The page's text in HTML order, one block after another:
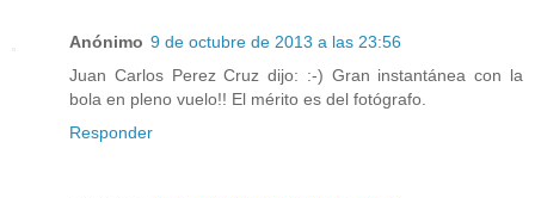
Anónimo 9 de octubre de 2013 a las 23:56
Juan Carlos Perez Cruz dijo: :-) Gran instantánea con la
bola en pleno vuelo!! El mérito es del fotógrafo.
Responder